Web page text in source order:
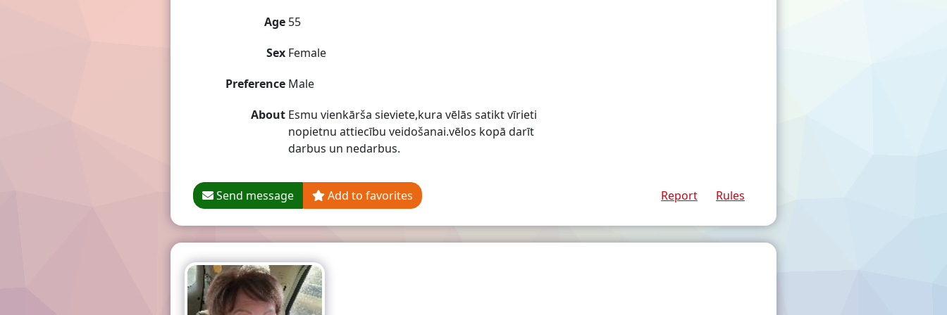
Age 55
Sex Female
Preference Male
About Esmu vienkārša sieviete,kura vēlās satikt vīrieti
nopietnu attiecību veidošanai.vēlos kopā darīt
darbus un nedarbus.
Send message Add to favorites Report Rules